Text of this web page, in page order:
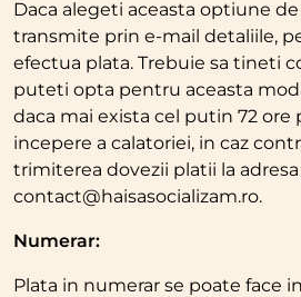
Daca alegeti aceasta optiune
transmite prin e-mail detaliile,
efectua plata. Trebuie sa tineti
puteti opta pentru aceasta
daca mai exista cel putin 72 ore
incepere a calatoriei, in caz
trimiterea dovezii platii la adresa
contact@haisasocializam.ro.
Numerar:
Plata in numerar se poate face